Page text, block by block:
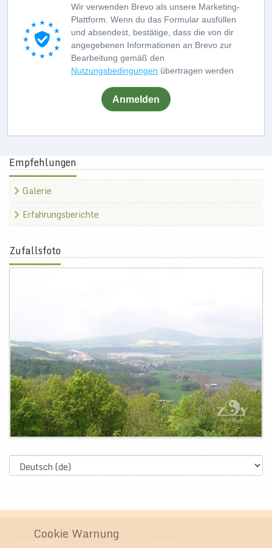
Wir verwenden Brevo als unsere Marketing-
Plattform. Wenn du das Formular ausfüllen
und absendest, bestätige, dass die von dir
angegebenen Informationen an Brevo zur
Bearbeitung gemäß den
Nutzungsbedingungen übertragen werden
Anmelden
Empfehlungen
Galerie
Erfahrungsberichte
Zufallsfoto
Select
language
Cookie Warnung
Impressum